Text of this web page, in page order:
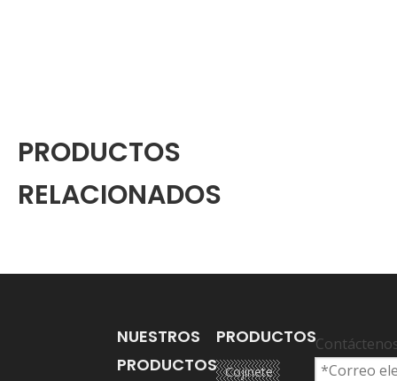
PRODUCTOS
RELACIONADOS
NUESTROS
PRODUCTOS
PRODUCTOS
Cojinete